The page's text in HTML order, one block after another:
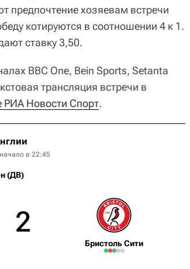
предпочтение хозяевам встречи
котируются в соотношении 4 к 1.
ставку 3,50.
BBC One, Bein Sports, Setanta
трансляция встречи в
РИА Новости Спорт.
в 22:45
(ДВ)
2
Бристоль Сити